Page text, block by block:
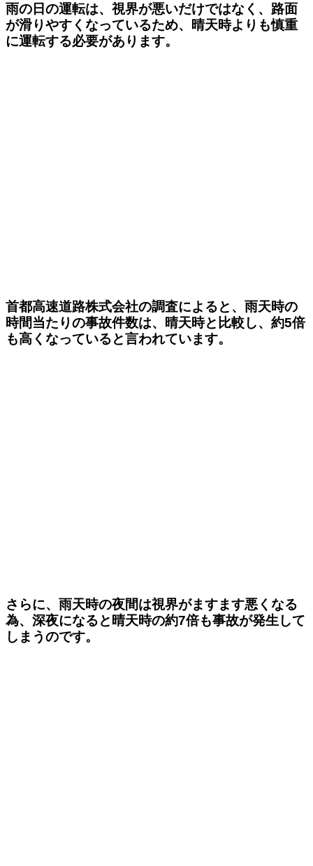
雨の日の運転は、視界が悪いだけではなく、路面
が滑りやすくなっているため、晴天時よりも慎重
に運転する必要があります。
首都高速道路株式会社の調査によると、雨天時の
時間当たりの事故件数は、晴天時と比較し、約5倍
も高くなっていると言われています。
さらに、雨天時の夜間は視界がますます悪くなる
為、深夜になると晴天時の約7倍も事故が発生して
しまうのです。